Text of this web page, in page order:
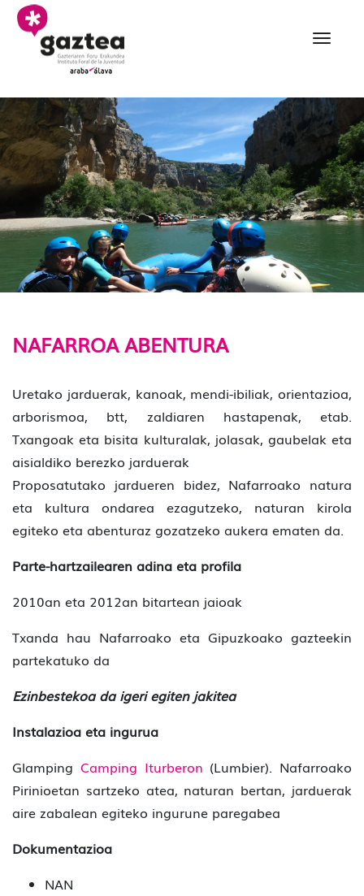
Eduki nagusira joan
010 Nafarroa
NAFARROA ABENTURA
Uretako jarduerak, kanoak, mendi-ibiliak, orientazioa,
arborismoa, btt, zaldiaren hastapenak, etab.
Txangoak eta bisita kulturalak, jolasak, gaubelak eta
aisialdiko berezko jarduerak
Proposatutako jardueren bidez, Nafarroako natura
eta kultura ondarea ezagutzeko, naturan kirola
egiteko eta abenturaz gozatzeko aukera ematen da.
Parte-hartzailearen adina eta profila
2010an eta 2012an bitartean jaioak
Txanda hau Nafarroako eta Gipuzkoako gazteekin
partekatuko da
Ezinbestekoa da igeri egiten jakitea
Instalazioa eta ingurua
Glamping Camping Iturberon (Lumbier). Nafarroako
Pirinioetan sartzeko atea, naturan bertan, jarduerak
aire zabalean egiteko ingurune paregabea
Dokumentazioa
NAN